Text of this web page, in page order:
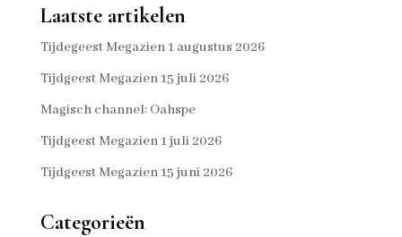
Laatste artikelen
Tijdegeest Megazien 1 augustus 2026
Tijdgeest Megazien 15 juli 2026
Magisch channel: Oahspe
Tijdgeest Megazien 1 juli 2026
Tijdgeest Megazien 15 juni 2026
Categorieën